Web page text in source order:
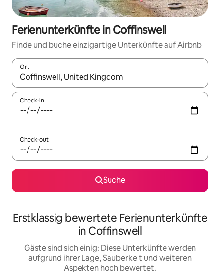
Ferienunterkünfte in Coffinswell
Finde und buche einzigartige Unterkünfte auf Airbnb
Ort
Wenn Ergebnisse verfügbar sind, navigiere mit den
Check-in
Check-out
Suche
Erstklassig bewertete Ferienunterkünfte
in Coffinswell
Gäste sind sich einig: Diese Unterkünfte werden
aufgrund ihrer Lage, Sauberkeit und weiteren
Aspekten hoch bewertet.